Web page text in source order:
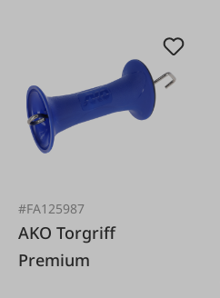
#FA125987
AKO Torgriff
Premium